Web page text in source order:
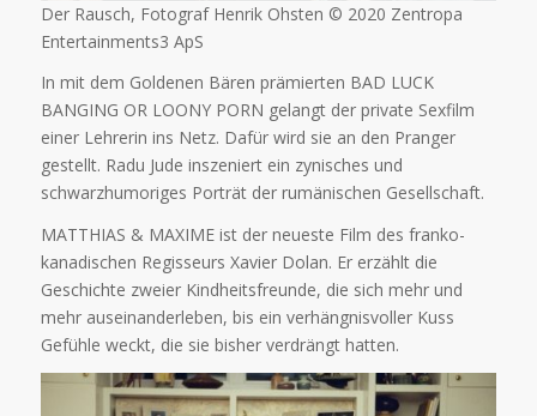
Der Rausch, Fotograf Henrik Ohsten © 2020 Zentropa
Entertainments3 ApS
In mit dem Goldenen Bären prämierten BAD LUCK
BANGING OR LOONY PORN gelangt der private Sexfilm
einer Lehrerin ins Netz. Dafür wird sie an den Pranger
gestellt. Radu Jude inszeniert ein zynisches und
schwarzhumoriges Porträt der rumänischen Gesellschaft.
MATTHIAS & MAXIME ist der neueste Film des franko-
kanadischen Regisseurs Xavier Dolan. Er erzählt die
Geschichte zweier Kindheitsfreunde, die sich mehr und
mehr auseinanderleben, bis ein verhängnisvoller Kuss
Gefühle weckt, die sie bisher verdrängt hatten.